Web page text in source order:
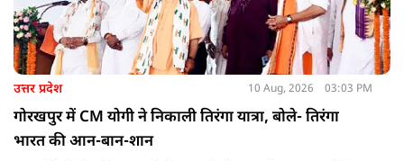
उत्तर प्रदेश 10 Aug, 2026 03:03 PM
गोरखपुर में CM योगी ने निकाली तिरंगा यात्रा, बोले- तिरंगा
भारत की आन-बान-शान